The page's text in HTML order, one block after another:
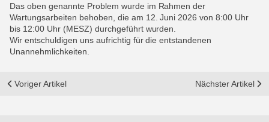
Das oben genannte Problem wurde im Rahmen der
Wartungsarbeiten behoben, die am 12. Juni 2026 von 8:00 Uhr
bis 12:00 Uhr (MESZ) durchgeführt wurden.
Wir entschuldigen uns aufrichtig für die entstandenen
Unannehmlichkeiten.
Voriger Artikel Nächster Artikel